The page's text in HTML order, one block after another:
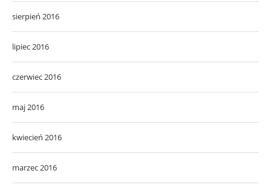
sierpień 2016
lipiec 2016
czerwiec 2016
maj 2016
kwiecień 2016
marzec 2016